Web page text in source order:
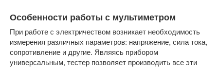
Особенности работы с мультиметром
При работе с электричеством возникает необходимость
измерения различных параметров: напряжение, сила тока,
сопротивление и другие. Являясь прибором
универсальным, тестер позволяет производить все эти